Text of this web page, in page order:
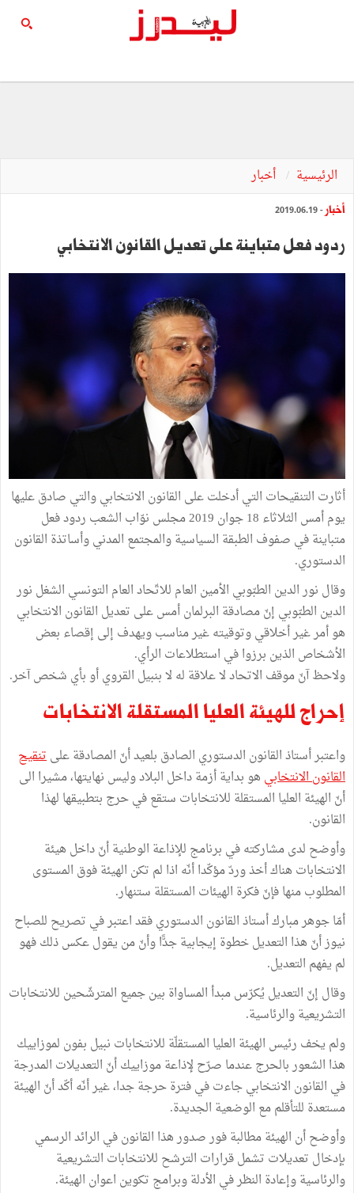
الرئيسية أخبار
أخبار - 2019.06.19
ردود فعل متباينة على تعديل القانون الانتخابي
أثارت التنقيحات التي أدخلت على القانون الانتخابي والتي صادق عليها
يوم أمس الثلاثاء 18 جوان 2019 مجلس نوّاب الشعب ردود فعل
متباينة في صفوف الطبقة السياسية والمجتمع المدني وأساتذة القانون
الدستوري.
وقال نور الدين الطبّوبي الأمين العام للاتّحاد العام التونسي الشغل نور
الدين الطبّوبي إنّ مصادقة البرلمان أمس على تعديل القانون الانتخابي
هو أمر غير أخلاقي وتوقيته غير مناسب ويهدف إلى إقصاء بعض
الأشخاص الذين برزوا في استطلاعات الرأي.
ولاحظ آنّ موقف الاتحاد لا علاقة له لا بنبيل القروي أو بأي شخص آخر.
إحراج للهيئة العليا المستقلة الانتخابات
واعتبر أستاذ القانون الدستوري الصادق بلعيد أنّ المصادقة علىتنقيح
القانون الانتخابي هو بداية أزمة داخل البلاد وليس نهايتها، مشيرا الى
أنّ الهيئة العليا المستقلة للانتخابات ستقع في حرج بتطبيقها لهذا
القانون.
وأوضح لدى مشاركته في برنامج للإذاعة الوطنية أنّ داخل هيئة
الانتخابات هناك أخذ وردّ مؤكّدا أنّه اذا لم تكن الهيئة فوق المستوى
المطلوب منها فإنّ فكرة الهيئات المستقلة ستنهار.
أمّا جوهر مبارك أستاذ القانون الدستوري فقد اعتبر في تصريح للصباح
نيوز أنّ هذا التعديل خطوة إيجابية جدًّا وأنّ من يقول عكس ذلك فهو
لم يفهم التعديل.
وقال إنّ التعديل يُكرّس مبدأ المساواة بين جميع المترشّحين للانتخابات
التشريعية والرئاسية.
ولم يخف رئيس الهيئة العليا المستقلّة للانتخابات نبيل بفون لموزاييك
هذا الشعور بالحرج عندما صرّح لإذاعة موزاييك أنّ التعديلات المدرجة
في القانون الانتخابي جاءت في فترة حرجة جدا، غير أنّه أكّد أنّ الهيئة
مستعدة للتأقلم مع الوضعية الجديدة.
وأوضح أن الهيئة مطالبة فور صدور هذا القانون في الرائد الرسمي
بإدخال تعديلات تشمل قرارات الترشح للانتخابات التشريعية
والرئاسية وإعادة النظر في الأدلة وبرامج تكوين اعوان الهيئة.